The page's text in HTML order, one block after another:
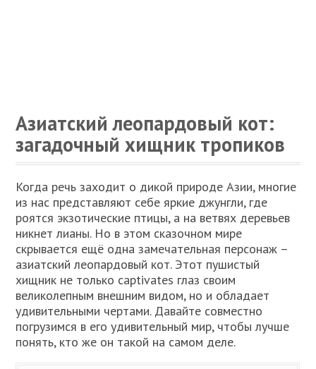
Азиатский леопардовый кот:
загадочный хищник тропиков
Когда речь заходит о дикой природе Азии, многие
из нас представляют себе яркие джунгли, где
роятся экзотические птицы, а на ветвях деревьев
никнет лианы. Но в этом сказочном мире
скрывается ещё одна замечательная персонаж –
азиатский леопардовый кот. Этот пушистый
хищник не только captivates глаз своим
великолепным внешним видом, но и обладает
удивительными чертами. Давайте совместно
погрузимся в его удивительный мир, чтобы лучше
понять, кто же он такой на самом деле.